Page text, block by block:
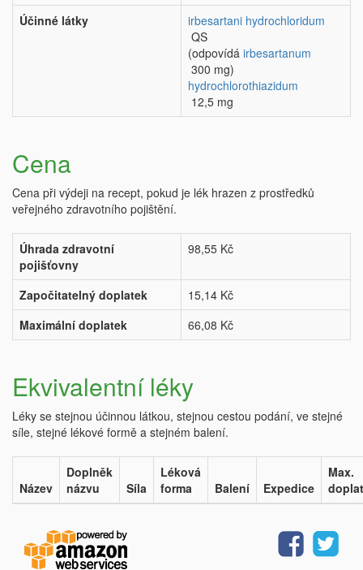
Účinné látky
irbesartani hydrochloridum
QS
(odpovídá irbesartanum
300 mg)
hydrochlorothiazidum
12,5 mg
Cena
Cena při výdeji na recept, pokud je lék hrazen z prostředků
veřejného zdravotního pojištění.
Úhrada zdravotní
pojišťovny
98,55 Kč
Započitatelný doplatek
15,14 Kč
Maximální doplatek
66,08 Kč
Ekvivalentní léky
Léky se stejnou účinnou látkou, stejnou cestou podání, ve stejné
síle, stejné lékové formě a stejném balení.
Název
Doplněk
názvu
Síla
Léková
forma
Balení Expedice
Max.